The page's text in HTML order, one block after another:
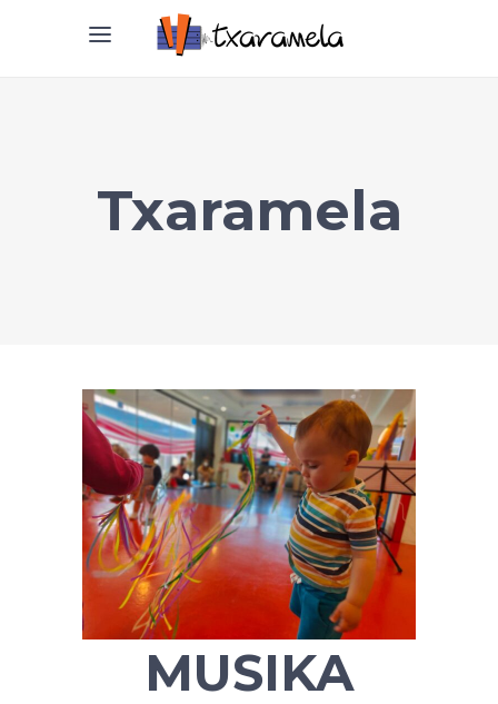
Txaramela
MUSIKA